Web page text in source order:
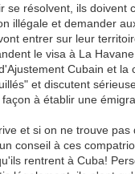
se résolvent, ils doivent
illégale et demander
entrer sur leur
le visa à La
Cubain et la
et discutent
à établir une
et si on ne trouve pas
conseil à ces
rentrent à Cuba!